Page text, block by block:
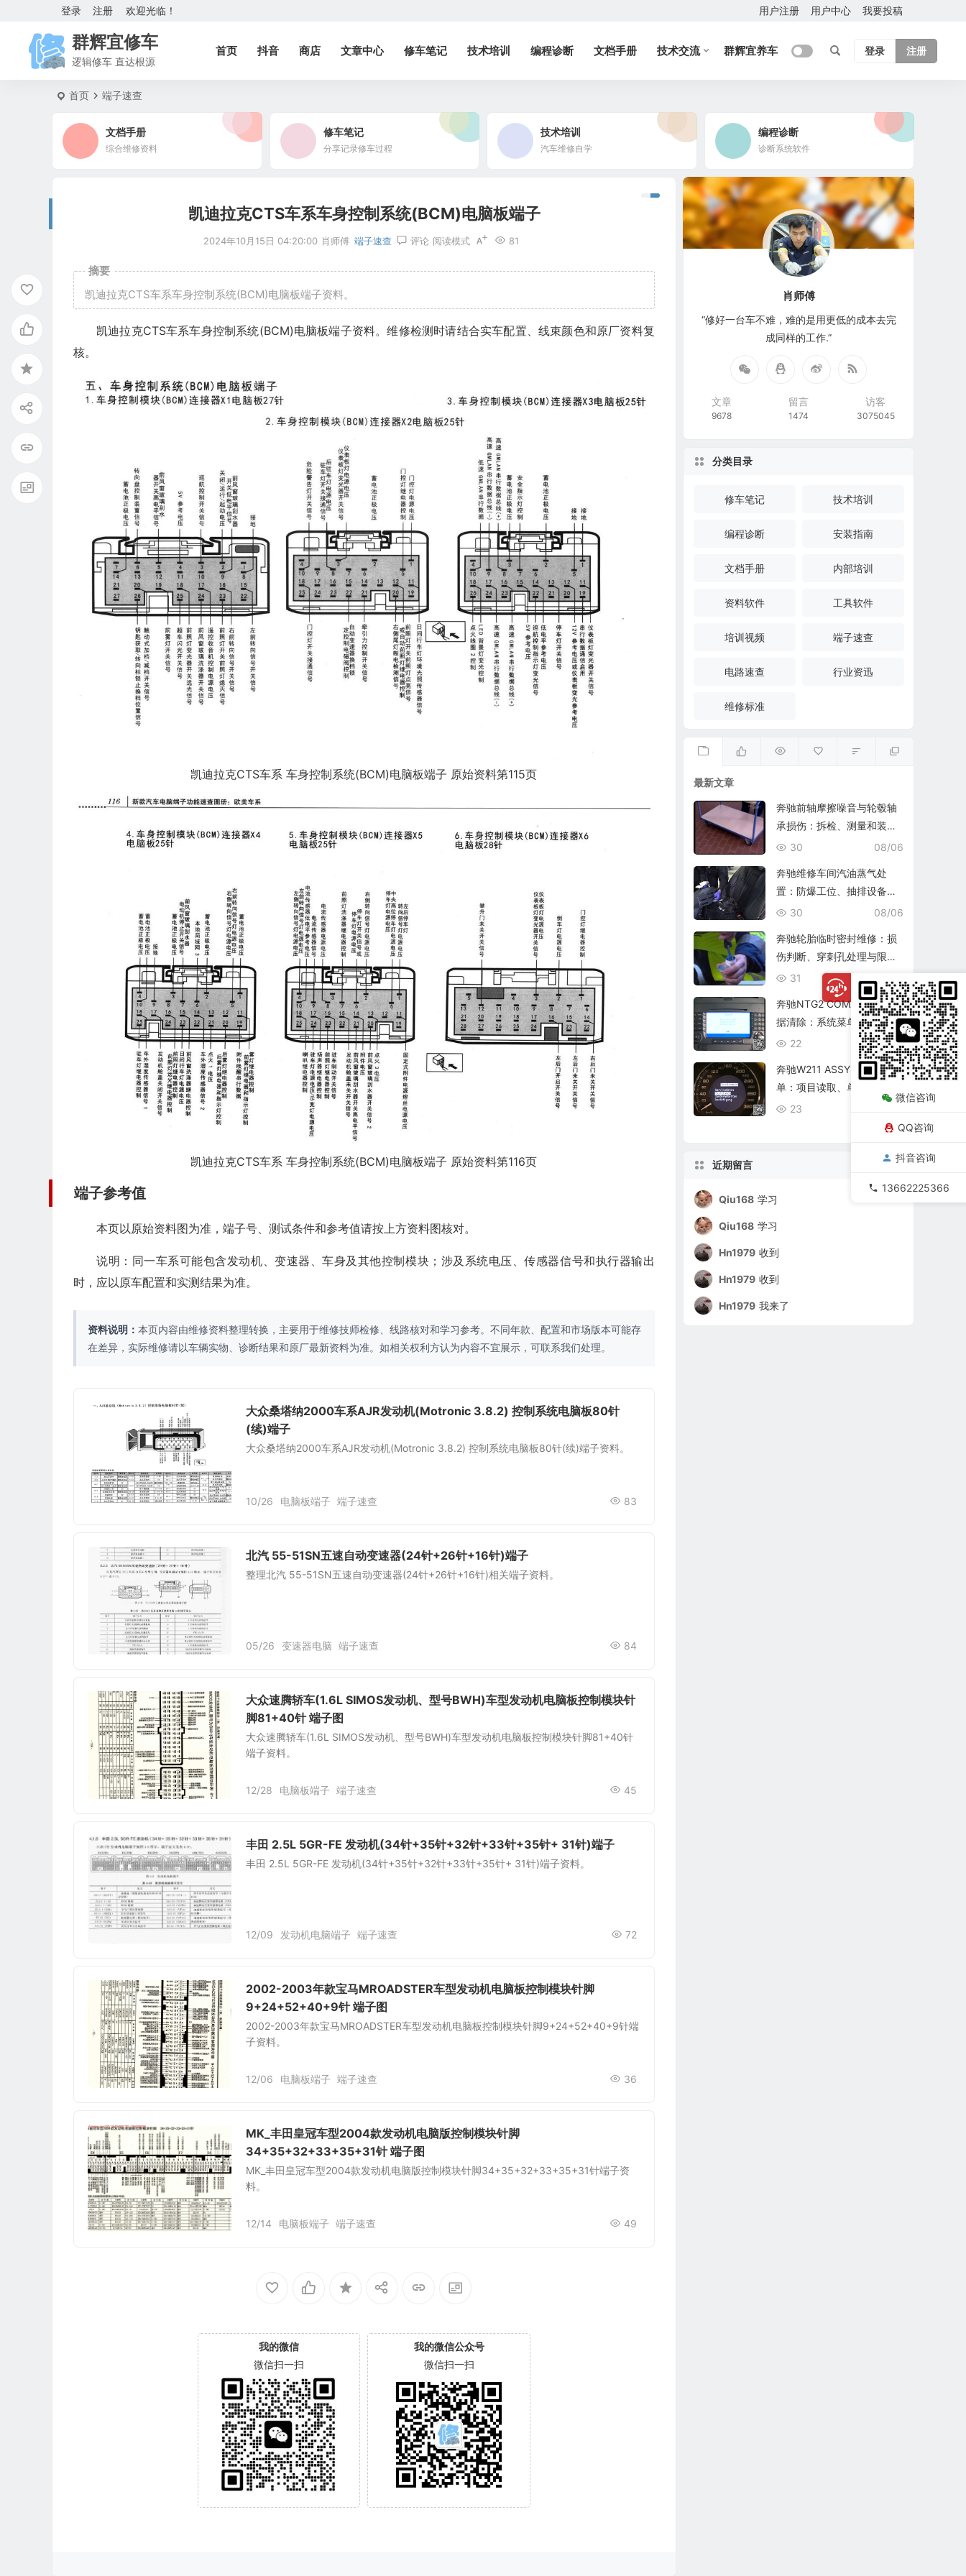
欢迎光临！
登录 注册 用户注册 用户中心 我要投稿
群辉宜修车
逻辑修车 直达根源
首页 抖音 商店 文章中心 修车笔记 技术培训 编程诊断 文档手册 技术交流 群辉宜养车 登录 注册
首页 端子速查
文档手册
综合维修资料
修车笔记
分享记录修车过程
技术培训
汽车维修自学
编程诊断
诊断系统软件
凯迪拉克CTS车系车身控制系统(BCM)电脑板端子
2024年10月15日 04:20:00 肖师傅 端子速查 评论 81
阅读模式
摘要
凯迪拉克CTS车系车身控制系统(BCM)电脑板端子资料。
凯迪拉克CTS车系车身控制系统(BCM)电脑板端子资料。维修检测时请结合实车配置、线束颜色和原厂资料复
核。
凯迪拉克CTS车系 车身控制系统(BCM)电脑板端子 原始资料第115页
凯迪拉克CTS车系 车身控制系统(BCM)电脑板端子 原始资料第116页
端子参考值
本页以原始资料图为准，端子号、测试条件和参考值请按上方资料图核对。
说明：同一车系可能包含发动机、变速器、车身及其他控制模块；涉及系统电压、传感器信号和执行器输出
时，应以原车配置和实测结果为准。
资料说明： 本页内容由维修资料整理转换，主要用于维修技师检修、线路核对和学习参考。不同年款、配置和市场版本可能存
在差异，实际维修请以车辆实物、诊断结果和原厂最新资料为准。如相关权利方认为内容不宜展示，可联系我们处理。
大众桑塔纳2000车系AJR发动机(Motronic 3.8.2) 控制系统电脑板80针
(续)端子
大众桑塔纳2000车系AJR发动机(Motronic 3.8.2) 控制系统电脑板80针(续)端子资料。
10/26 83
电脑板端子 端子速查
北汽 55-51SN五速自动变速器(24针+26针+16针)端子
整理北汽 55-51SN五速自动变速器(24针+26针+16针)相关端子资料。
05/26 84
变速器电脑 端子速查
大众速腾轿车(1.6L SIMOS发动机、型号BWH)车型发动机电脑板控制模块针
脚81+40针 端子图
大众速腾轿车(1.6L SIMOS发动机、型号BWH)车型发动机电脑板控制模块针脚81+40针
端子资料。
12/28 45
电脑板端子 端子速查
丰田 2.5L 5GR-FE 发动机(34针+35针+32针+33针+35针+ 31针)端子
丰田 2.5L 5GR-FE 发动机(34针+35针+32针+33针+35针+ 31针)端子资料。
12/09 72
发动机电脑端子 端子速查
2002-2003年款宝马MROADSTER车型发动机电脑板控制模块针脚
9+24+52+40+9针 端子图
2002-2003年款宝马MROADSTER车型发动机电脑板控制模块针脚9+24+52+40+9针端
子资料。
12/06 36
电脑板端子 端子速查
MK_丰田皇冠车型2004款发动机电脑版控制模块针脚
34+35+32+33+35+31针 端子图
MK_丰田皇冠车型2004款发动机电脑版控制模块针脚34+35+32+33+35+31针端子资
料。
12/14 49
电脑板端子 端子速查
我的微信
微信扫一扫
我的微信公众号
微信扫一扫
肖师傅
“修好一台车不难，难的是用更低的成本去完
成同样的工作.”
文章
9678
留言
1474
访客
3075045
分类目录
修车笔记 技术培训
编程诊断 安装指南
文档手册 内部培训
资料软件 工具软件
培训视频 端子速查
电路速查 行业资迅
维修标准
最新文章
奔驰前轴摩擦噪音与轮毂轴
承损伤：拆检、测量和装复
复查
08/06
30
奔驰维修车间汽油蒸气处
置：防爆工位、抽排设备与
燃油收集
08/06
30
奔驰轮胎临时密封维修：损
伤判断、穿刺孔处理与限速
复查
08/06
31
奔驰NTG2 COMAND个人数
据清除：系统菜单、恢复出
厂与结果确认
08/06
22
奔驰W211 ASSYST保养菜
单：项目读取、单项确认与
复位核查
23
近期留言
Qiu168 学习
Qiu168 学习
Hn1979 收到
Hn1979 收到
Hn1979 我来了
微信咨询
QQ咨询
抖音咨询
13662225366